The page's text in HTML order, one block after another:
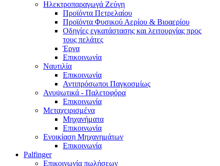
Ηλεκτροπαραγωγά Ζεύγη
Προϊόντα Πετρελαίου
Προϊόντα Φυσικού Αερίου & Βιοαερίου
Οδηγίες εγκατάστασης και λειτουργίας προς
τους πελάτες
Έργα
Επικοινωνία
Ναυτιλία
Επικοινωνία
Αντιπρόσωποι Παγκοσμίως
Ανυψωτικά - Παλετοφόρα
Επικοινωνία
Μεταχειρισμένα
Μηχανήματα
Επικοινωνία
Ενοικίαση Μηχανημάτων
Επικοινωνία
Palfinger
Επικοινωνία πωλήσεων